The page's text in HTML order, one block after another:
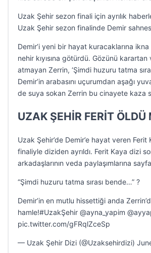
Uzak Şehir sezon finali için ayrılık
Uzak Şehir sezon finalinde Demir
Demir’i yeni bir hayat kuracaklarına
nehir kıyısına götürdü. Gözünü karartan
atmayan Zerrin, ‘Şimdi huzuru tatma
Demir’in arabasını uçurumdan aşağı
de suya sokan Zerrin bu cinayete kaza
UZAK ŞEHİR FERİT ÖLDÜ
Uzak Şehir’de Demir’e hayat veren Ferit
finaliyle diziden ayrıldı. Ferit Kaya dizi
arkadaşlarının veda paylaşımlarına
“Şimdi huzuru tatma sırası bende…” ?
Demir’in en mutlu hissettiği anda
hamle!#UzakŞehir @ayna_yapim
pic.twitter.com/gFRqlZceSp
— Uzak Şehir Dizi (@Uzaksehirdizi)